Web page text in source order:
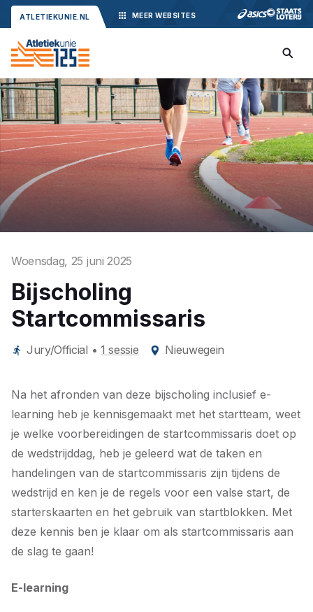
ATLETIEKUNIE.NL MEER WEBSITES
Woensdag, 25 juni 2025
Bijscholing
Startcommissaris
Jury/Official • 1 sessie Nieuwegein
Na het afronden van deze bijscholing inclusief e-
learning heb je kennisgemaakt met het startteam, weet
je welke voorbereidingen de startcommissaris doet op
de wedstrijddag, heb je geleerd wat de taken en
handelingen van de startcommissaris zijn tijdens de
wedstrijd en ken je de regels voor een valse start, de
starterskaarten en het gebruik van startblokken. Met
deze kennis ben je klaar om als startcommissaris aan
de slag te gaan!
E-learning